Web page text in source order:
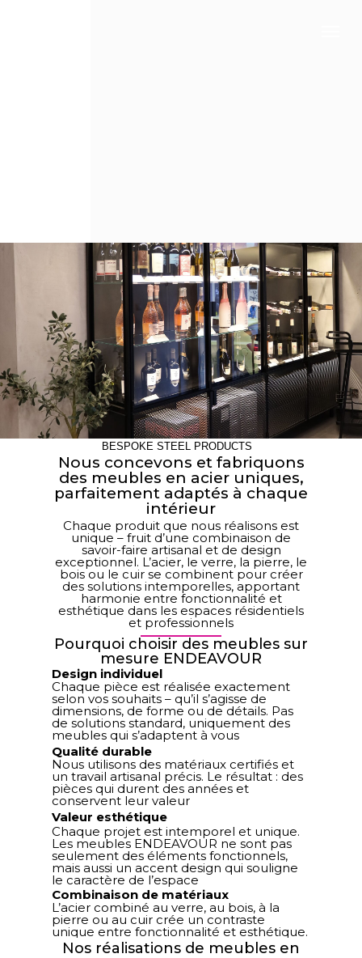
Nous concevons et fabriquons
des meubles en acier uniques,
parfaitement adaptés à chaque
intérieur
Chaque produit que nous réalisons est
unique – fruit d’une combinaison de
savoir-faire artisanal et de design
exceptionnel. L’acier, le verre, la pierre, le
bois ou le cuir se combinent pour créer
des solutions intemporelles, apportant
harmonie entre fonctionnalité et
esthétique dans les espaces résidentiels
et professionnels
BESPOKE STEEL PRODUCTS
Design individuel
Chaque pièce est réalisée exactement
selon vos souhaits – qu’il s’agisse de
dimensions, de forme ou de détails. Pas
de solutions standard, uniquement des
meubles qui s’adaptent à vous
Combinaison de matériaux
L’acier combiné au verre, au bois, à la
pierre ou au cuir crée un contraste
unique entre fonctionnalité et esthétique.
Qualité durable
Nous utilisons des matériaux certifiés et
un travail artisanal précis. Le résultat : des
pièces qui durent des années et
conservent leur valeur
Valeur esthétique
Chaque projet est intemporel et unique.
Les meubles ENDEAVOUR ne sont pas
seulement des éléments fonctionnels,
mais aussi un accent design qui souligne
le caractère de l’espace
Pourquoi choisir des meubles sur
mesure ENDEAVOUR
Nos réalisations de meubles en